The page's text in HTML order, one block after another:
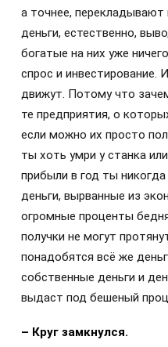
а точнее,
деньги, естественно,
богатые на них уже
спрос и инвестирование.
движут. Потому что
те предприятия, о
если можно их просто
ты хоть умри у станка
прибыли в год ты
деньги, вырванные из
огромные проценты
получки не могут
понадобятся всё же
собственные деньги и
выдаст под бешеный
– Круг замкнулся.